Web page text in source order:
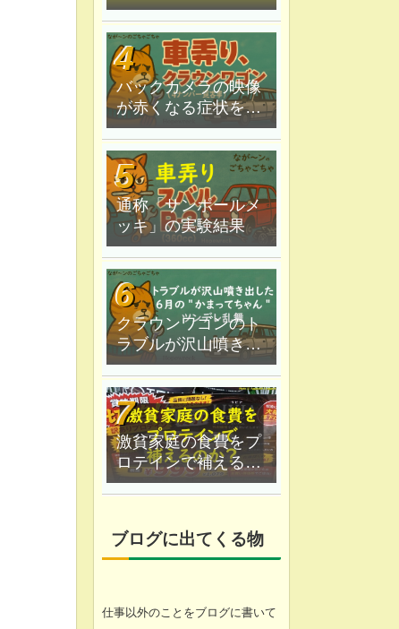
文字を書いてしま
う。
バックカメラの映像
が赤くなる症状を原
因追究＆解決
通称「サンポールメ
ッキ」の実験結果
クラウンワゴンのト
ラブルが沢山噴き出
した｜６月の"かまっ
てちゃん"ツンデレ乱
舞
激貧家庭の食費をプ
ロテインで補えるの
か？なが〜ン家は実
ブログに出てくる物
仕事以外のことをブログに書いて